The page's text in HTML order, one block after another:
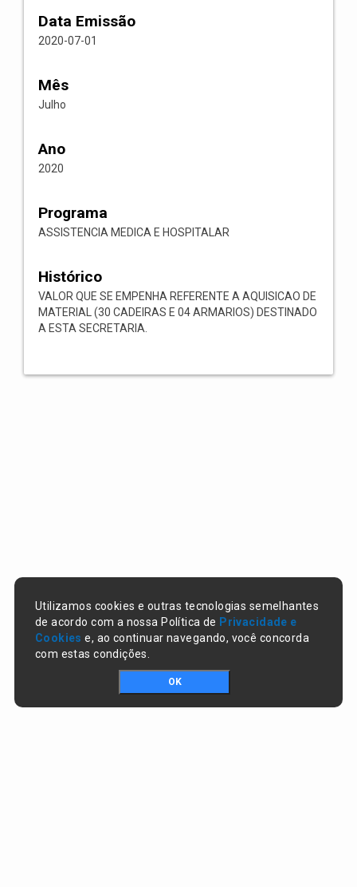
Data Emissão
2020-07-01
Mês
Julho
Ano
2020
Programa
ASSISTENCIA MEDICA E HOSPITALAR
Histórico
VALOR QUE SE EMPENHA REFERENTE A AQUISICAO DE
MATERIAL (30 CADEIRAS E 04 ARMARIOS) DESTINADO
A ESTA SECRETARIA.
Utilizamos cookies e outras tecnologias semelhantes
de acordo com a nossa Política de Privacidade e
Cookies e, ao continuar navegando, você concorda
com estas condições.
OK